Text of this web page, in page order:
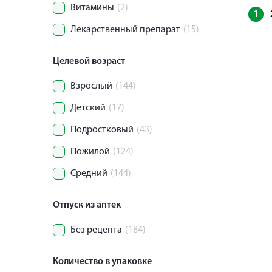
Витамины (2)
Лекарственный препарат (15)
Целевой возраст
Взрослый (144)
Детский (17)
Подростковый (43)
Пожилой (124)
Средний (144)
Отпуск из аптек
Без рецепта (184)
Количество в упаковке
1